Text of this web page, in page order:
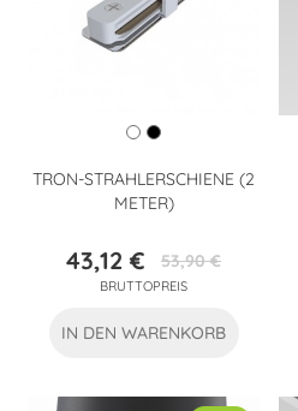
TRON-STRAHLERSCHIENE (2
METER)
Preis
43,12 €Verkaufspreis
53,90 €
BRUTTOPREIS
IN DEN WARENKORB